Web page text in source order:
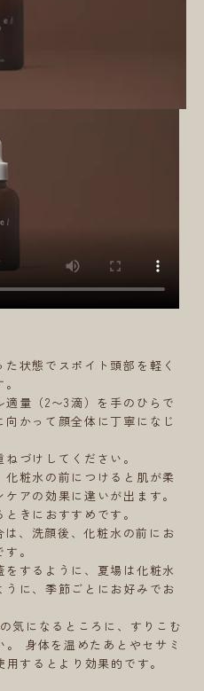
状態でスポイト頭部を軽く
量（2〜3滴）を手のひらで
かって顔全体に丁寧になじ
づけしてください。
粧水の前につけると肌が柔
アの効果に違いが出ます。
きにおすすめです。
、洗顔後、化粧水の前にお
。
するように、夏場は化粧水
に、季節ごとにお好みでお
気になるところに、すりこむ
身体を温めたあとやセサミ
するとより効果的です。